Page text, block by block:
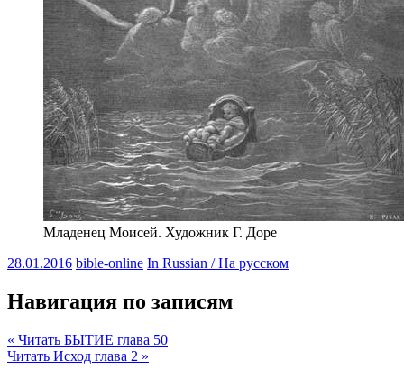
Младенец Моисей. Художник Г. Доре
28.01.2016 bible-online In Russian / На русском
Навигация по записям
« Читать БЫТИЕ глава 50
Читать Исход глава 2 »